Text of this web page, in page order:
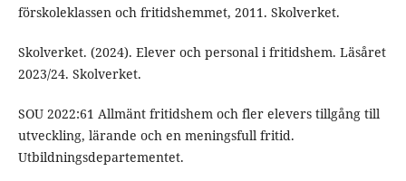
förskoleklassen och fritidshemmet, 2011. Skolverket.
Skolverket. (2024). Elever och personal i fritidshem. Läsåret
2023/24. Skolverket.
SOU 2022:61 Allmänt fritidshem och fler elevers tillgång till
utveckling, lärande och en meningsfull fritid.
Utbildningsdepartementet.